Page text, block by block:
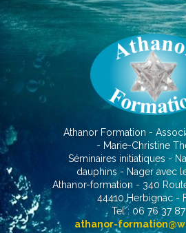
Athanor Formation -
- Marie-Christine
Séminaires initiatiques -
dauphins - Nager avec
Athanor-formation - 340
44410 Herbignac -
Tel : 06 76 37 87
athanor-